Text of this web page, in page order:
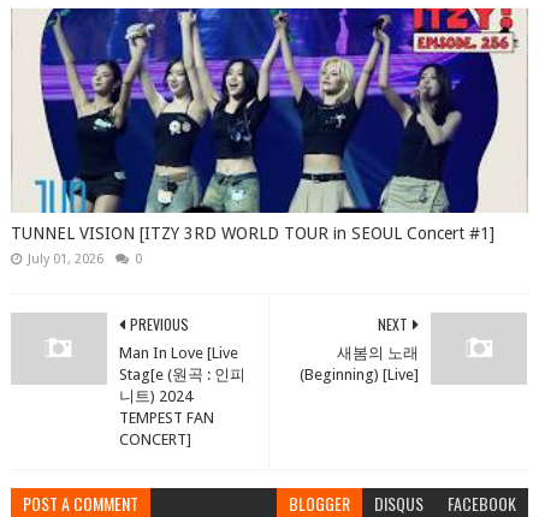
TUNNEL VISION [ITZY 3RD WORLD TOUR in SEOUL Concert #1]
July 01, 2026 0
NEXT
새봄의 노래
(Beginning) [Live]
PREVIOUS
Man In Love [Live
Stag[e (원곡 : 인피
니트) 2024
TEMPEST FAN
CONCERT]
POST A COMMENT BLOGGER DISQUS FACEBOOK